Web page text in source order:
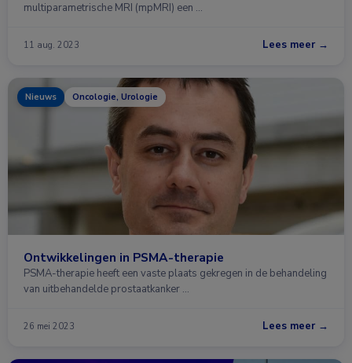
multiparametrische MRI (mpMRI) een …
11 aug. 2023 Lees meer →
Nieuws Oncologie, Urologie
Ontwikkelingen in PSMA-therapie
PSMA-therapie heeft een vaste plaats gekregen in de behandeling
van uitbehandelde prostaatkanker …
26 mei 2023 Lees meer →